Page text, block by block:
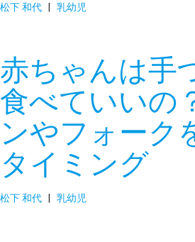
松下 和代 | 乳幼児
赤ちゃんは手
食べていいの
ンやフォーク
タイミング
松下 和代 | 乳幼児